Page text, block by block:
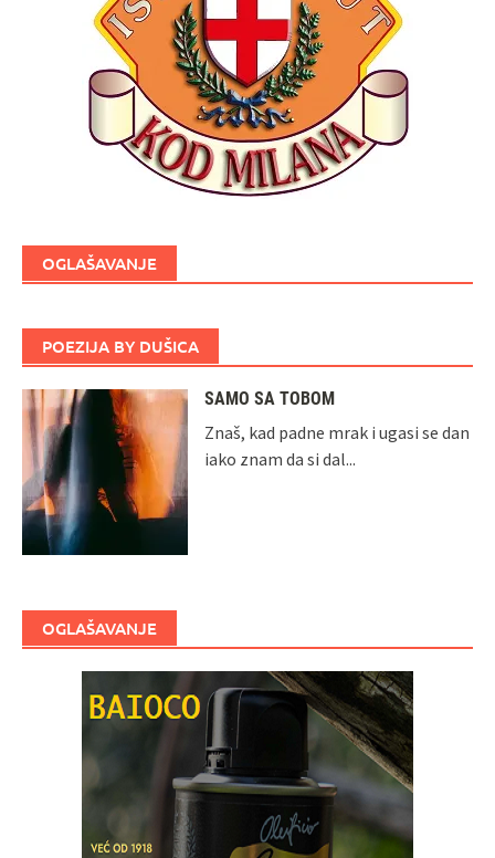
OGLAŠAVANJE
POEZIJA BY DUŠICA
SAMO SA TOBOM
Znaš, kad padne mrak i ugasi se dan
iako znam da si dal...
OGLAŠAVANJE